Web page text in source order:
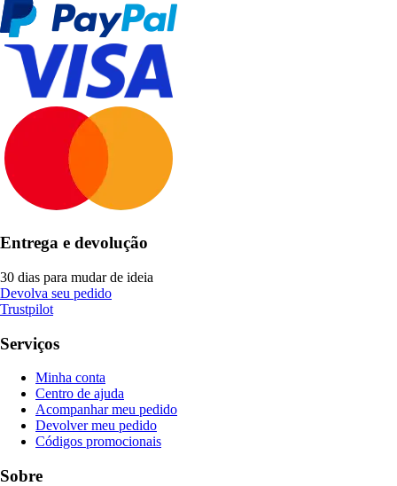
Entrega e devolução
30 dias para mudar de ideia
Devolva seu pedido
Trustpilot
Serviços
Minha conta
Centro de ajuda
Acompanhar meu pedido
Devolver meu pedido
Códigos promocionais
Sobre